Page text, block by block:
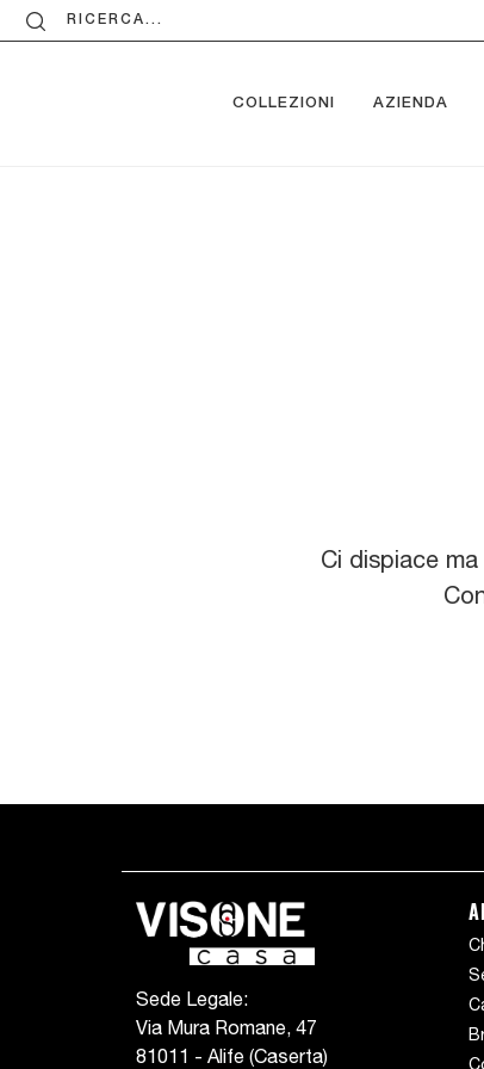
RICERCA...
COLLEZIONI AZIENDA
Ci dispiace
Sede Legale:
Via Mura Romane, 47
81011 - Alife (Caserta)